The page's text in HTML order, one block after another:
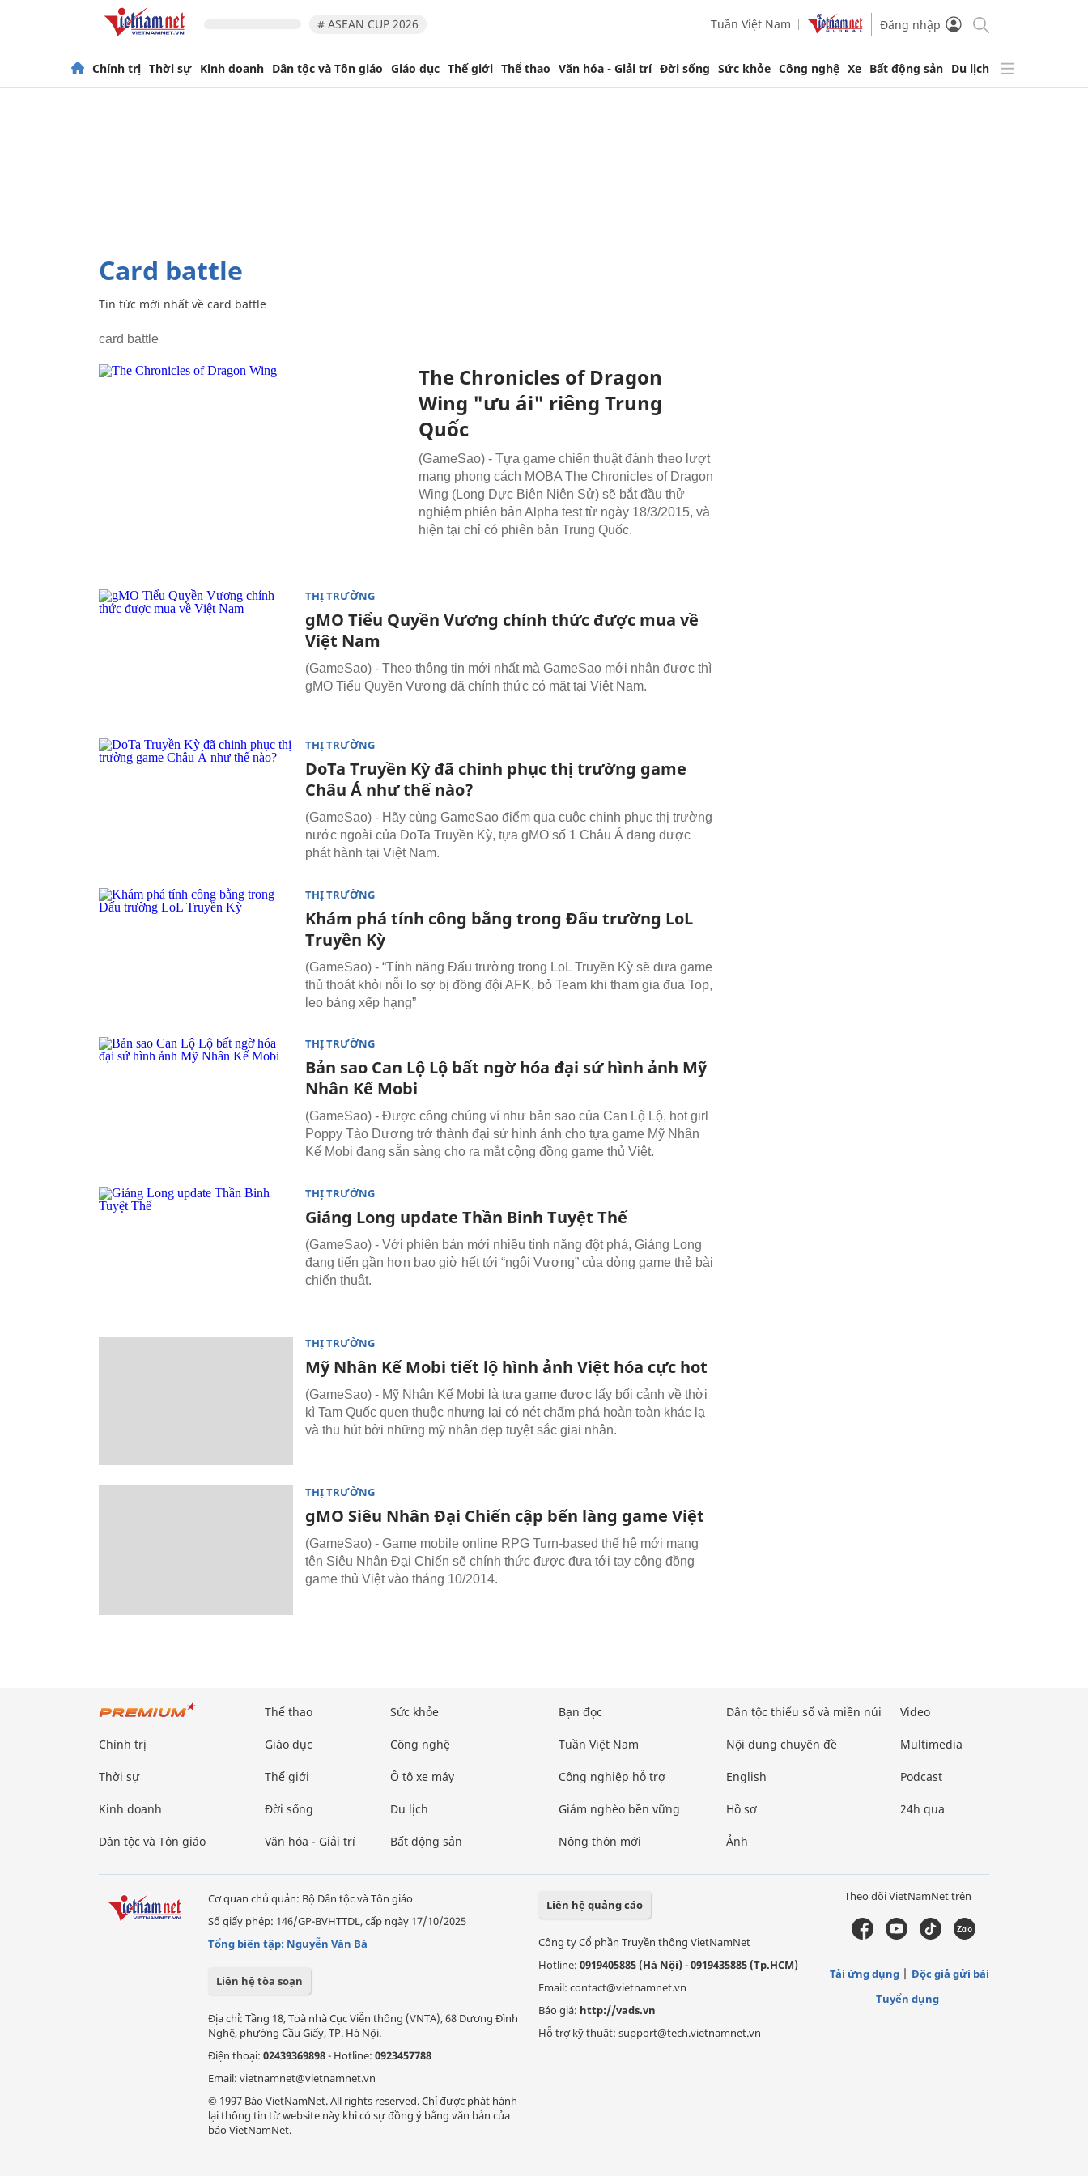
# ASEAN CUP 2026 Tuần Việt Nam Đăng nhập
Chính trị Thời sự Kinh doanh Dân tộc và Tôn giáo Giáo dục Thế giới Thể thao Văn hóa - Giải trí Đời sống Sức khỏe Công nghệ Xe Bất động sản Du lịch
card battle
Tin tức mới nhất về card battle
card battle
The Chronicles of Dragon
Wing "ưu ái" riêng Trung
Quốc
(GameSao) - Tựa game chiến thuật đánh theo lượt
mang phong cách MOBA The Chronicles of Dragon
Wing (Long Dực Biên Niên Sử) sẽ bắt đầu thử
nghiệm phiên bản Alpha test từ ngày 18/3/2015, và
hiện tại chỉ có phiên bản Trung Quốc.
THỊ TRƯỜNG
gMO Tiểu Quyền Vương chính thức được mua về
Việt Nam
(GameSao) - Theo thông tin mới nhất mà GameSao mới nhận được thì
gMO Tiểu Quyền Vương đã chính thức có mặt tại Việt Nam.
THỊ TRƯỜNG
DoTa Truyền Kỳ đã chinh phục thị trường game
Châu Á như thế nào?
(GameSao) - Hãy cùng GameSao điểm qua cuộc chinh phục thị trường
nước ngoài của DoTa Truyền Kỳ, tựa gMO số 1 Châu Á đang được
phát hành tại Việt Nam.
THỊ TRƯỜNG
Khám phá tính công bằng trong Đấu trường LoL
Truyền Kỳ
(GameSao) - “Tính năng Đấu trường trong LoL Truyền Kỳ sẽ đưa game
thủ thoát khỏi nỗi lo sợ bị đồng đội AFK, bỏ Team khi tham gia đua Top,
leo bảng xếp hạng”
THỊ TRƯỜNG
Bản sao Can Lộ Lộ bất ngờ hóa đại sứ hình ảnh Mỹ
Nhân Kế Mobi
(GameSao) - Được công chúng ví như bản sao của Can Lộ Lộ, hot girl
Poppy Tào Dương trở thành đại sứ hình ảnh cho tựa game Mỹ Nhân
Kế Mobi đang sẵn sàng cho ra mắt cộng đồng game thủ Việt.
THỊ TRƯỜNG
Giáng Long update Thần Binh Tuyệt Thế
(GameSao) - Với phiên bản mới nhiều tính năng đột phá, Giáng Long
đang tiến gần hơn bao giờ hết tới “ngôi Vương” của dòng game thẻ bài
chiến thuật.
THỊ TRƯỜNG
Mỹ Nhân Kế Mobi tiết lộ hình ảnh Việt hóa cực hot
(GameSao) - Mỹ Nhân Kế Mobi là tựa game được lấy bối cảnh về thời
kì Tam Quốc quen thuộc nhưng lại có nét chấm phá hoàn toàn khác lạ
và thu hút bởi những mỹ nhân đẹp tuyệt sắc giai nhân.
THỊ TRƯỜNG
gMO Siêu Nhân Đại Chiến cập bến làng game Việt
(GameSao) - Game mobile online RPG Turn-based thế hệ mới mang
tên Siêu Nhân Đại Chiến sẽ chính thức được đưa tới tay cộng đồng
game thủ Việt vào tháng 10/2014.
Chính trị
Thời sự
Kinh doanh
Dân tộc và Tôn giáo
Thể thao
Giáo dục
Thế giới
Đời sống
Văn hóa - Giải trí
Sức khỏe
Công nghệ
Ô tô xe máy
Du lịch
Bất động sản
Bạn đọc
Tuần Việt Nam
Công nghiệp hỗ trợ
Giảm nghèo bền vững
Nông thôn mới
Dân tộc thiểu số và miền núi
Nội dung chuyên đề
English
Hồ sơ
Ảnh
Video
Multimedia
Podcast
24h qua
Cơ quan chủ quản: Bộ Dân tộc và Tôn giáo
Số giấy phép: 146/GP-BVHTTDL, cấp ngày 17/10/2025
Tổng biên tập: Nguyễn Văn Bá
Liên hệ tòa soạn
Địa chỉ: Tầng 18, Toà nhà Cục Viễn thông (VNTA), 68 Dương Đình
Nghệ, phường Cầu Giấy, TP. Hà Nội.
Điện thoại: 02439369898- Hotline: 0923457788
Email: vietnamnet@vietnamnet.vn
© 1997 Báo VietNamNet. All rights reserved. Chỉ được phát hành
lại thông tin từ website này khi có sự đồng ý bằng văn bản của
báo VietNamNet.
Liên hệ quảng cáo
Công ty Cổ phần Truyền thông VietNamNet
Hotline: 0919405885 (Hà Nội)-0919435885 (Tp.HCM)
Email: contact@vietnamnet.vn
Báo giá: http://vads.vn
Hỗ trợ kỹ thuật: support@tech.vietnamnet.vn
Theo dõi VietNamNet trên
Tải ứng dụng
Độc giả gửi bài
Tuyển dụng